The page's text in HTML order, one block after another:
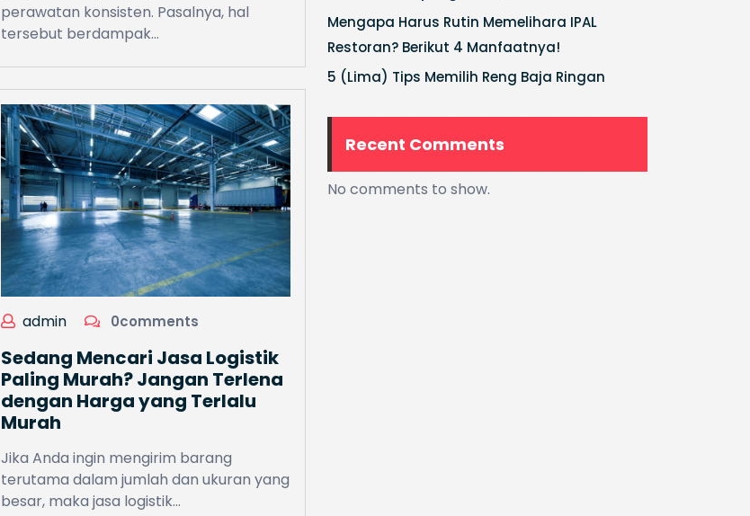
perawatan konsisten. Pasalnya, hal
tersebut berdampak…
admin 0comments
Sedang Mencari Jasa Logistik
Paling Murah? Jangan Terlena
dengan Harga yang Terlalu
Murah
Jika Anda ingin mengirim barang
terutama dalam jumlah dan ukuran yang
besar, maka jasa logistik…
Mengapa Harus Rutin Memelihara IPAL
Restoran? Berikut 4 Manfaatnya!
5 (Lima) Tips Memilih Reng Baja Ringan
Recent Comments
No comments to show.